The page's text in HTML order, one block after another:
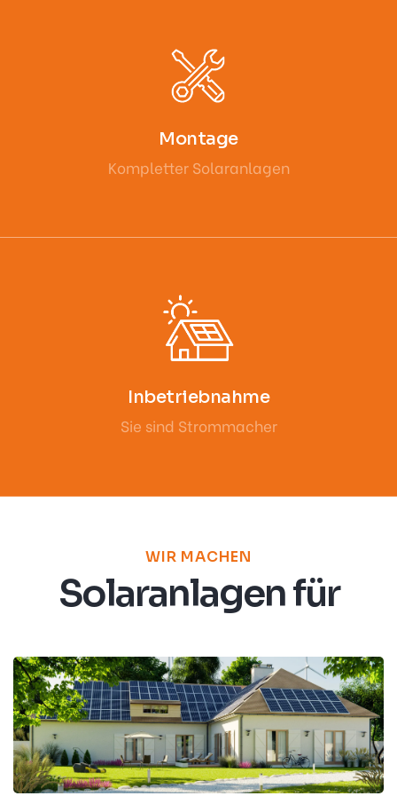
Montage
Kompletter Solaranlagen
Inbetriebnahme
Sie sind Strommacher
WIR MACHEN
Solaranlagen für